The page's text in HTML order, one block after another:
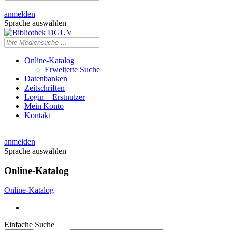
|
anmelden
Sprache auswählen
Online-Katalog
Erweiterte Suche
Datenbanken
Zeitschriften
Login + Erstnutzer
Mein Konto
Kontakt
|
anmelden
Sprache auswählen
Online-Katalog
Online-Katalog
Einfache Suche